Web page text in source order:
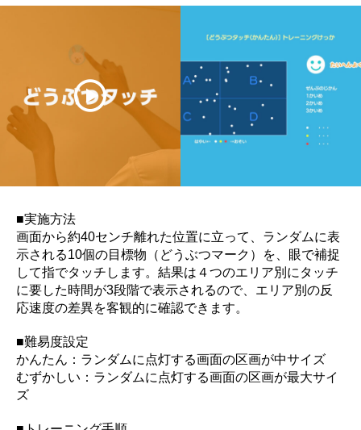
■実施方法
画面から約40センチ離れた位置に立って、ランダムに表
示される10個の目標物（どうぶつマーク）を、眼で補捉
して指でタッチします。結果は４つのエリア別にタッチ
に要した時間が3段階で表示されるので、エリア別の反
応速度の差異を客観的に確認できます。
■難易度設定
かんたん：ランダムに点灯する画面の区画が中サイズ
むずかしい：ランダムに点灯する画面の区画が最大サイ
ズ